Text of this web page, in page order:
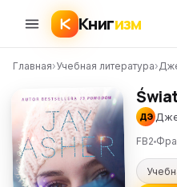
Книгизм
Главная›Учебная литература›
ДЭ
FB2